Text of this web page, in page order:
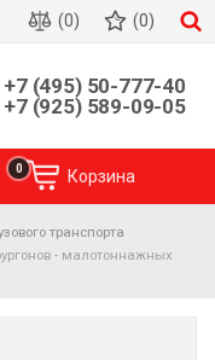
(0) (0)
+7 (495) 50-777-40
+7 (925) 589-09-05
Корзина
0
транспорта
- малотоннажных